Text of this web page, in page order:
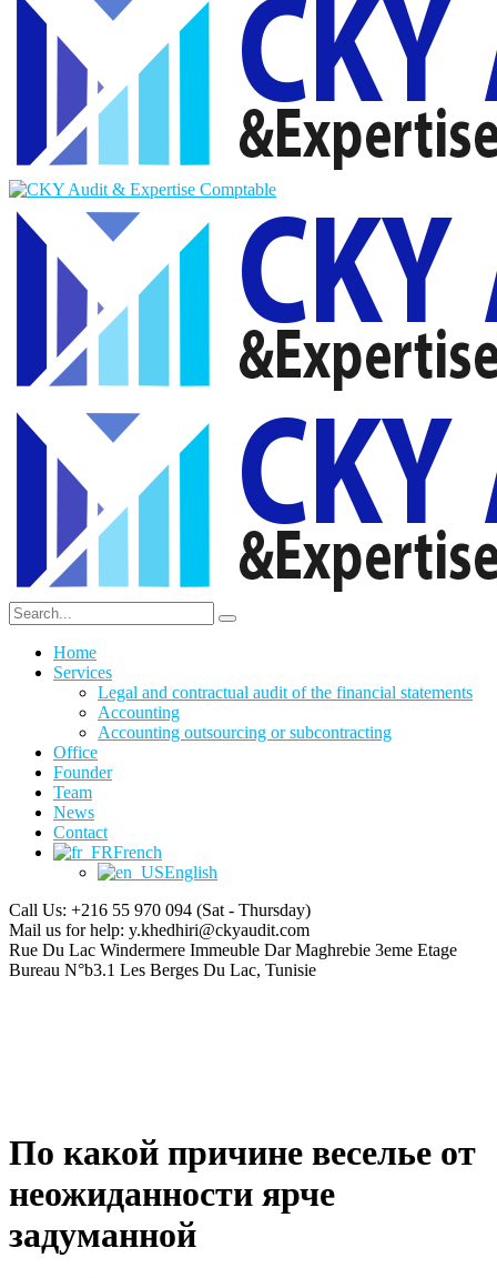
Home
Services
Legal and contractual audit of the financial statements
Accounting
Accounting outsourcing or subcontracting
Office
Founder
Team
News
Contact
French
English
Call Us: +216 55 970 094 (Sat - Thursday)
Mail us for help: y.khedhiri@ckyaudit.com
Rue Du Lac Windermere Immeuble Dar Maghrebie 3eme Etage
Bureau N°b3.1 Les Berges Du Lac, Tunisie
По какой причине веселье от
неожиданности ярче
задуманной